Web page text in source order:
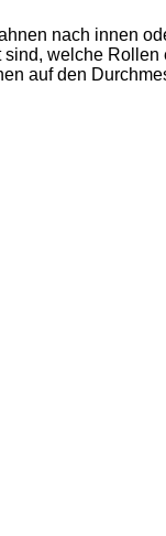
nach innen
welche
auf den